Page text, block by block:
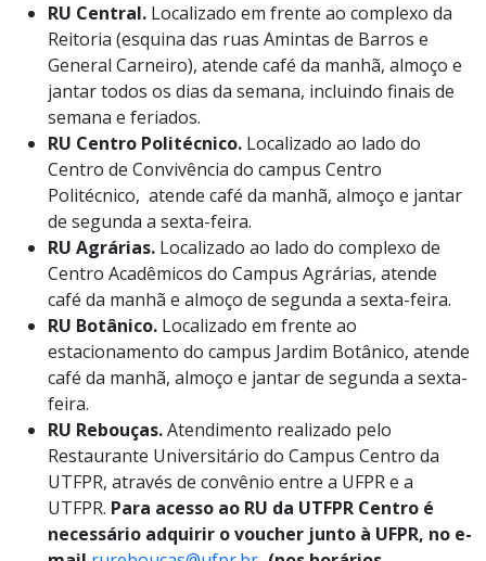
RU Central. Localizado em frente ao complexo da
Reitoria (esquina das ruas Amintas de Barros e
General Carneiro), atende café da manhã, almoço e
jantar todos os dias da semana, incluindo finais de
semana e feriados.
RU Centro Politécnico. Localizado ao lado do
Centro de Convivência do campus Centro
Politécnico, atende café da manhã, almoço e jantar
de segunda a sexta-feira.
RU Agrárias. Localizado ao lado do complexo de
Centro Acadêmicos do Campus Agrárias, atende
café da manhã e almoço de segunda a sexta-feira.
RU Botânico. Localizado em frente ao
estacionamento do campus Jardim Botânico, atende
café da manhã, almoço e jantar de segunda a sexta-
feira.
RU Rebouças.Atendimento realizado pelo
Restaurante Universitário do Campus Centro da
UTFPR, através de convênio entre a UFPR e a
UTFPR. Para acesso ao RU da UTFPR Centro é
necessário adquirir o voucher junto à UFPR, no e-